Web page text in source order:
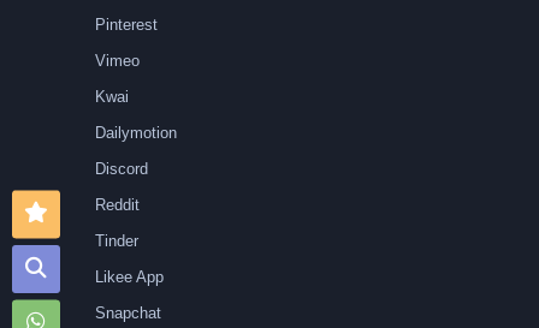
Pinterest
Vimeo
Kwai
Dailymotion
Discord
Reddit
Tinder
Likee App
Snapchat